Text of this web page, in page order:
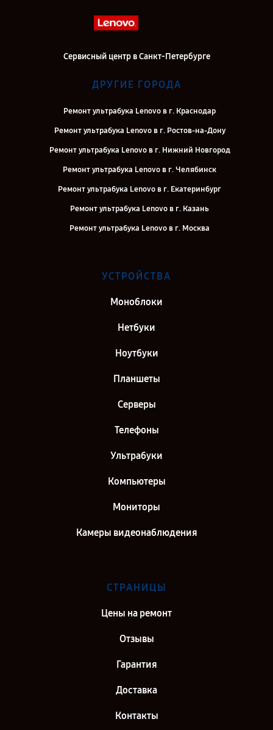
Сервисный центр в Санкт-Петербурге
ДРУГИЕ ГОРОДА
Ремонт ультрабука Lenovo в г. Краснодар
Ремонт ультрабука Lenovo в г. Ростов-на-Дону
Ремонт ультрабука Lenovo в г. Нижний Новгород
Ремонт ультрабука Lenovo в г. Челябинск
Ремонт ультрабука Lenovo в г. Екатеринбург
Ремонт ультрабука Lenovo в г. Казань
Ремонт ультрабука Lenovo в г. Москва
УСТРОЙСТВА
Моноблоки
Нетбуки
Ноутбуки
Планшеты
Серверы
Телефоны
Ультрабуки
Компьютеры
Мониторы
Камеры видеонаблюдения
СТРАНИЦЫ
Цены на ремонт
Отзывы
Гарантия
Доставка
Контакты